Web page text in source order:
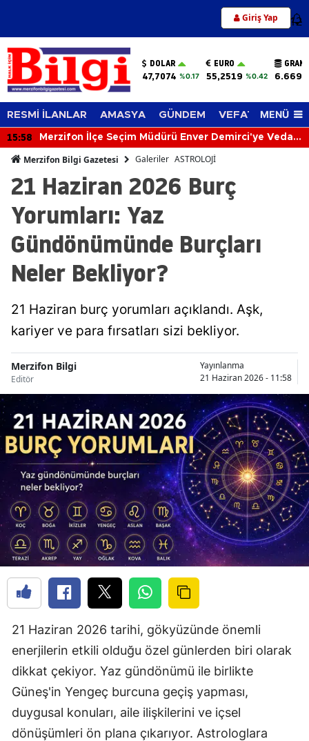
Giriş Yap 12
DOLAR
47,7074 %0.17
EURO
55,2519 %0.42
RESMİ İLANLAR AMASYA GÜNDEM VEFAT EDENLER
MENÜ
15:50
KGK'dan Gazetecilik Yasası İçin Kritik Adım! Taslak
Merzifon Bilgi Gazetesi Galeriler ASTROLOJİ
21 Haziran 2026 Burç
Yorumları: Yaz
Gündönümünde Burçları
Neler Bekliyor?
21 Haziran burç yorumları açıklandı. Aşk,
kariyer ve para fırsatları sizi bekliyor.
Merzifon Bilgi
Editör
Yayınlanma
21 Haziran 2026 - 11:58
21 Haziran 2026 tarihi, gökyüzünde önemli
enerjilerin etkili olduğu özel günlerden biri olarak
dikkat çekiyor. Yaz gündönümü ile birlikte
Güneş'in Yengeç burcuna geçiş yapması,
duygusal konuları, aile ilişkilerini ve içsel
dönüşümleri ön plana çıkarıyor. Astrologlara